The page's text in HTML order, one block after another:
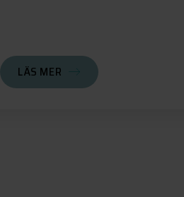
LÄS MER